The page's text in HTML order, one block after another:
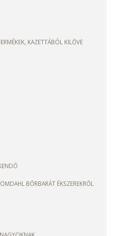
KAZETTÁBÓL KILŐVE
BŐRBARÁT ÉKSZEREKRŐL